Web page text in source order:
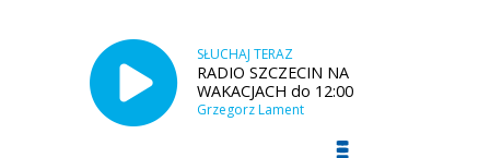
SŁUCHAJ TERAZ
RADIO SZCZECIN NA
WAKACJACH do 12:00
Grzegorz Lament